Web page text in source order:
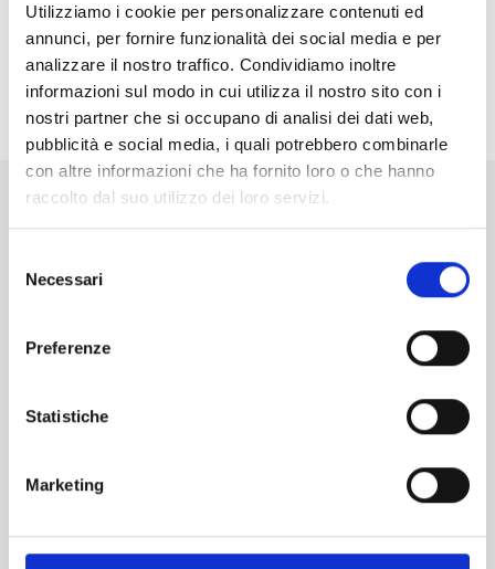
Utilizziamo i cookie per personalizzare contenuti ed
annunci, per fornire funzionalità dei social media e per
analizzare il nostro traffico. Condividiamo inoltre
informazioni sul modo in cui utilizza il nostro sito con i
nostri partner che si occupano di analisi dei dati web,
pubblicità e social media, i quali potrebbero combinarle
con altre informazioni che ha fornito loro o che hanno
raccolto dal suo utilizzo dei loro servizi.
delNecessari
Preferenze
Statistiche
Marketing
Prossimi eventi
<li>Non ci sono eventi in questo luogo</li>
di Pisa?
Iscriviti alla nostra newsletter! Subito una sorpresa per te!
Iscriviti alla nostra Newsletter!
Servizio Promozione e Sviluppo delle Imprese
Ufficio Internazionalizzazione, Turismo e Beni Culturali